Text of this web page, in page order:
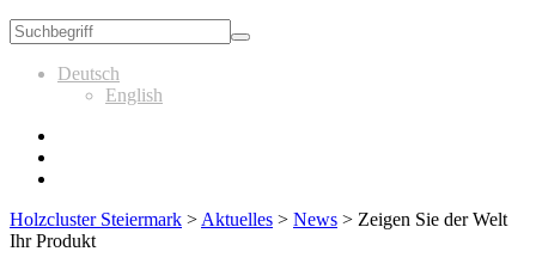
Deutsch
English
Holzcluster Steiermark > Aktuelles > News > Zeigen Sie der Welt
Ihr Produkt